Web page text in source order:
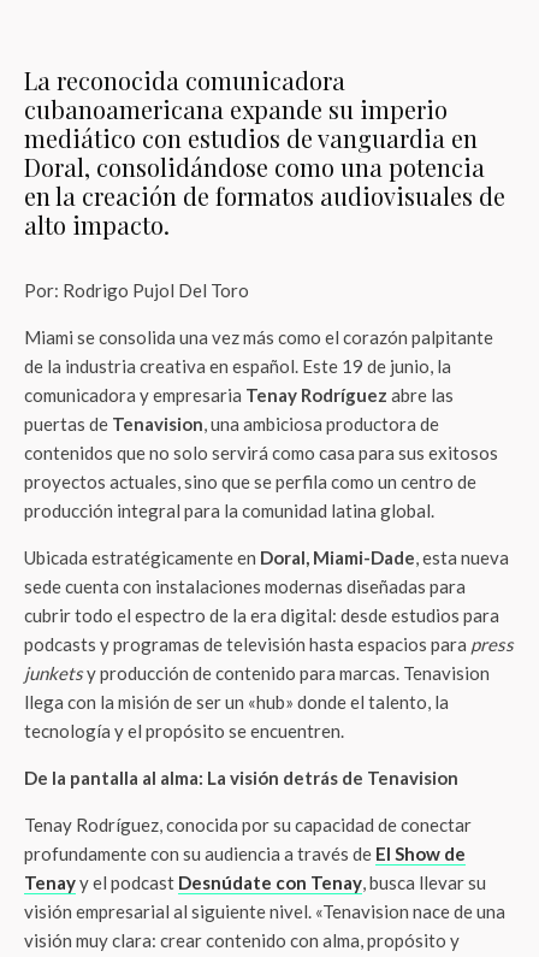
La reconocida comunicadora
cubanoamericana expande su imperio
mediático con estudios de vanguardia en
Doral, consolidándose como una potencia
en la creación de formatos audiovisuales de
alto impacto.
Por: Rodrigo Pujol Del Toro
Miami se consolida una vez más como el corazón palpitante
de la industria creativa en español. Este 19 de junio, la
comunicadora y empresaria Tenay Rodríguez abre las
puertas de Tenavision, una ambiciosa productora de
contenidos que no solo servirá como casa para sus exitosos
proyectos actuales, sino que se perfila como un centro de
producción integral para la comunidad latina global.
Ubicada estratégicamente en Doral, Miami-Dade, esta nueva
sede cuenta con instalaciones modernas diseñadas para
cubrir todo el espectro de la era digital: desde estudios para
podcasts y programas de televisión hasta espacios para press
junketsy producción de contenido para marcas. Tenavision
llega con la misión de ser un «hub» donde el talento, la
tecnología y el propósito se encuentren.
De la pantalla al alma: La visión detrás de Tenavision
Tenay Rodríguez, conocida por su capacidad de conectar
profundamente con su audiencia a través de El Show de
Tenayy el podcast Desnúdate con Tenay, busca llevar su
visión empresarial al siguiente nivel. «Tenavision nace de una
visión muy clara: crear contenido con alma, propósito y